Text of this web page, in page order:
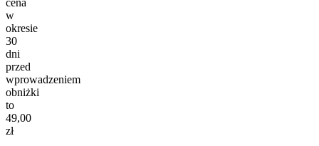
w
okresie
30
dni
przed
wprowadzeniem
obniżki
to
49,00
zł